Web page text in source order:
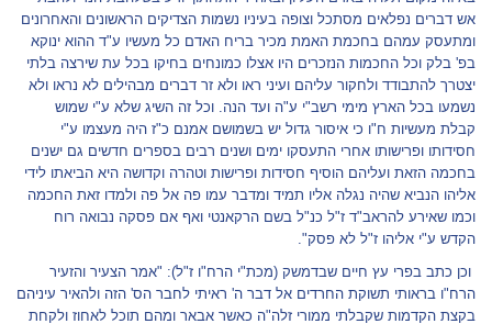
אש דברים נפלאים מסתכל וצופה בעיניו נשמות הצדיקים הראשונים והאחרונים
ומתעסק עמהם בחכמת האמת מכיר בריח האדם כל מעשיו ע"ד ההוא ינוקא
בפ' בלק וכל החכמות הנזכרים היו אצלו כמונחים בחיקו בכל עת שירצה בלתי
יצטרך להתבודד ולחקור עליהם ועיני ראו ולא זר דברים מבהילים לא נראו ולא
נשמעו בכל הארץ מימי רשב"י ע"ה ועד הנה. וכל זה השיג שלא ע"י שמוש
קבלת מעשיות ח"ו כי איסור גדול יש בשמושם אמנם כ"ז היה מעצמו ע"י
חסידותו ופרישותו אחרי התעסקו ימים ושנים רבים בספרים חדשים גם ישנים
בחכמה הזאת ועליהם הוסיף חסידות ופרישות וטהרה וקדושה היא הביאתו לידי
אליהו הנביא שהיה נגלה אליו תמיד ומדבר עמו פה אל פה ולמדו זאת החכמה
וכמו שאירע להראב"ד ז"ל כנ"ל בשם הרקאנטי ואף אם פסקה נבואה רוח
הקדש ע"י אליהו ז"ל לא פסק".
וכן כתב בפרי עץ חיים שבדמשק (מכת"י הרח"ו ז"ל): "אמר הצעיר והזעיר
הרח"ו בראותי תשוקת החרדים אל דבר ה' ראיתי לחבר הס' הזה ולהאיר עיניהם
בקצת הקדמות שקבלתי ממורי זלה"ה כאשר אבאר ומהם תוכל לאחוז ולקחת